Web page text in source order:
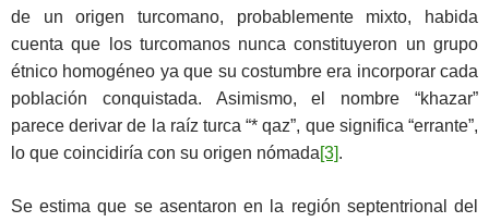
de un origen turcomano, probablemente mixto, habida
cuenta que los turcomanos nunca constituyeron un grupo
étnico homogéneo ya que su costumbre era incorporar cada
población conquistada. Asimismo, el nombre “khazar”
parece derivar de la raíz turca “* qaz”, que significa “errante”,
lo que coincidiría con su origen nómada[3].
Se estima que se asentaron en la región septentrional del